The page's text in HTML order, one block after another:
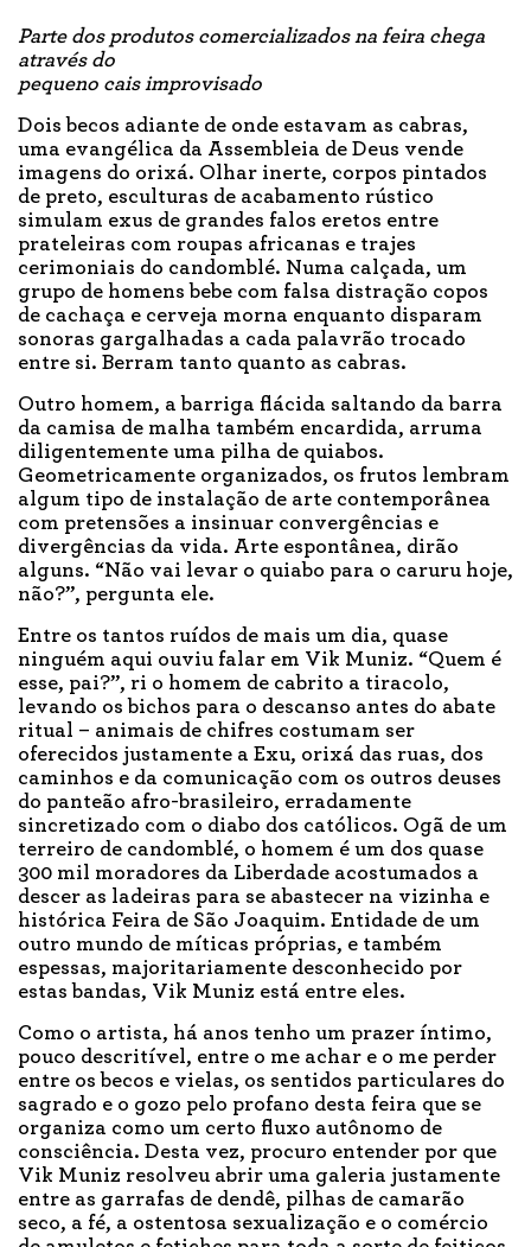
Parte dos produtos comercializados na feira chega
através do
pequeno cais improvisado
Dois becos adiante de onde estavam as cabras,
uma evangélica da Assembleia de Deus vende
imagens do orixá. Olhar inerte, corpos pintados
de preto, esculturas de acabamento rústico
simulam exus de grandes falos eretos entre
prateleiras com roupas africanas e trajes
cerimoniais do candomblé. Numa calçada, um
grupo de homens bebe com falsa distração copos
de cachaça e cerveja morna enquanto disparam
sonoras gargalhadas a cada palavrão trocado
entre si. Berram tanto quanto as cabras.
Outro homem, a barriga flácida saltando da barra
da camisa de malha também encardida, arruma
diligentemente uma pilha de quiabos.
Geometricamente organizados, os frutos lembram
algum tipo de instalação de arte contemporânea
com pretensões a insinuar convergências e
divergências da vida. Arte espontânea, dirão
alguns. “Não vai levar o quiabo para o caruru hoje,
não?”, pergunta ele.
Entre os tantos ruídos de mais um dia, quase
ninguém aqui ouviu falar em Vik Muniz. “Quem é
esse, pai?”, ri o homem de cabrito a tiracolo,
levando os bichos para o descanso antes do abate
ritual – animais de chifres costumam ser
oferecidos justamente a Exu, orixá das ruas, dos
caminhos e da comunicação com os outros deuses
do panteão afro-brasileiro, erradamente
sincretizado com o diabo dos católicos. Ogã de um
terreiro de candomblé, o homem é um dos quase
300 mil moradores da Liberdade acostumados a
descer as ladeiras para se abastecer na vizinha e
histórica Feira de São Joaquim. Entidade de um
outro mundo de míticas próprias, e também
espessas, majoritariamente desconhecido por
estas bandas, Vik Muniz está entre eles.
Como o artista, há anos tenho um prazer íntimo,
pouco descritível, entre o me achar e o me perder
entre os becos e vielas, os sentidos particulares do
sagrado e o gozo pelo profano desta feira que se
organiza como um certo fluxo autônomo de
consciência. Desta vez, procuro entender por que
Vik Muniz resolveu abrir uma galeria justamente
entre as garrafas de dendê, pilhas de camarão
seco, a fé, a ostentosa sexualização e o comércio